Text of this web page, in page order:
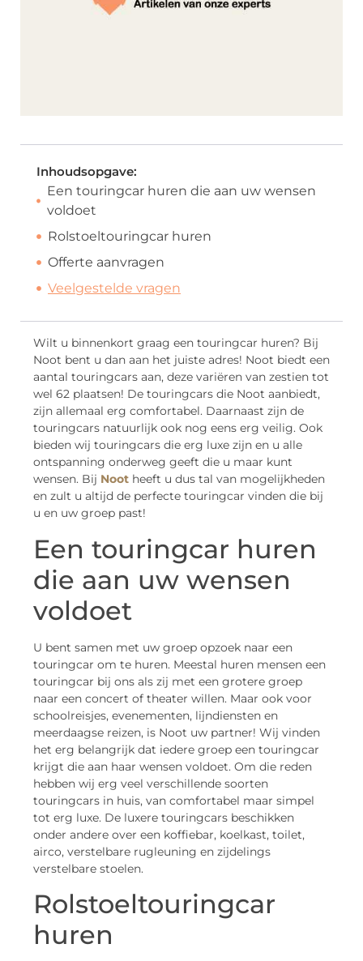
Inhoudsopgave:
Een touringcar huren die aan uw wensen
voldoet
Rolstoeltouringcar huren
Offerte aanvragen
Veelgestelde vragen
Wilt u binnenkort graag een touringcar huren? Bij
Noot bent u dan aan het juiste adres! Noot biedt een
aantal touringcars aan, deze variëren van zestien tot
wel 62 plaatsen! De touringcars die Noot aanbiedt,
zijn allemaal erg comfortabel. Daarnaast zijn de
touringcars natuurlijk ook nog eens erg veilig. Ook
bieden wij touringcars die erg luxe zijn en u alle
ontspanning onderweg geeft die u maar kunt
wensen. Bij Noot heeft u dus tal van mogelijkheden
en zult u altijd de perfecte touringcar vinden die bij
u en uw groep past!
Een touringcar huren
die aan uw wensen
voldoet
U bent samen met uw groep opzoek naar een
touringcar om te huren. Meestal huren mensen een
touringcar bij ons als zij met een grotere groep
naar een concert of theater willen. Maar ook voor
schoolreisjes, evenementen, lijndiensten en
meerdaagse reizen, is Noot uw partner! Wij vinden
het erg belangrijk dat iedere groep een touringcar
krijgt die aan haar wensen voldoet. Om die reden
hebben wij erg veel verschillende soorten
touringcars in huis, van comfortabel maar simpel
tot erg luxe. De luxere touringcars beschikken
onder andere over een koffiebar, koelkast, toilet,
airco, verstelbare rugleuning en zijdelings
verstelbare stoelen.
Rolstoeltouringcar
huren